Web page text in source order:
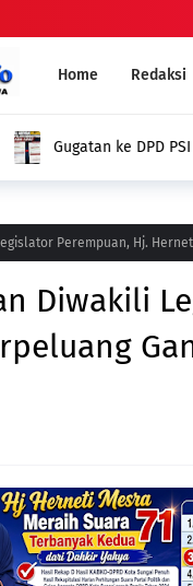
Home Redaksi
Tiba-Tiba Hilang dari SIPOL KPU,
Perempuan, Hj.
Diwakili